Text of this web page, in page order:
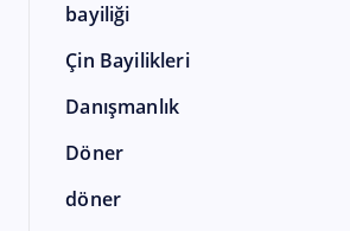
bayiliği
Çin Bayilikleri
Danışmanlık
Döner
döner